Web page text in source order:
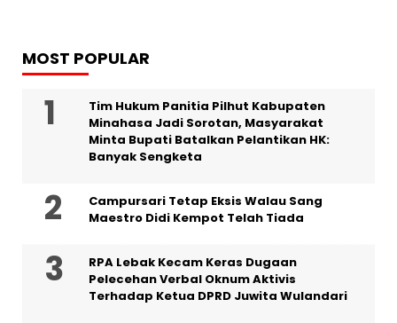
MOST POPULAR
Tim Hukum Panitia Pilhut Kabupaten
Minahasa Jadi Sorotan, Masyarakat
Minta Bupati Batalkan Pelantikan HK:
Banyak Sengketa
Campursari Tetap Eksis Walau Sang
Maestro Didi Kempot Telah Tiada
RPA Lebak Kecam Keras Dugaan
Pelecehan Verbal Oknum Aktivis
Terhadap Ketua DPRD Juwita Wulandari